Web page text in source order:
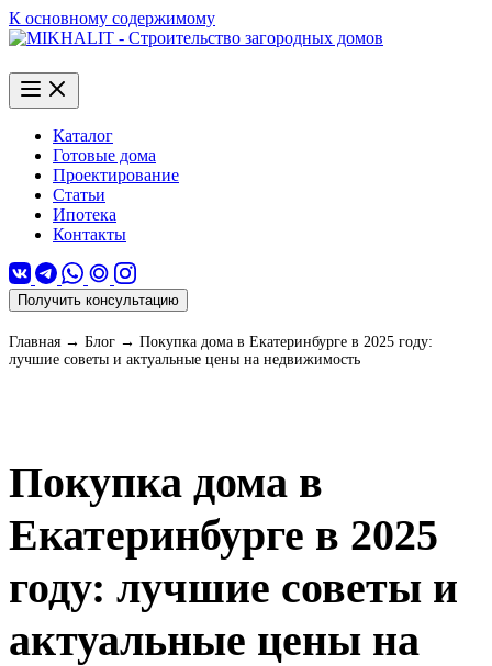
К основному содержимому
Каталог
Готовые дома
Проектирование
Статьи
Ипотека
Контакты
Получить консультацию
Главная → Блог → Покупка дома в Екатеринбурге в 2025 году:
лучшие советы и актуальные цены на недвижимость
Покупка дома в
Екатеринбурге в 2025
году: лучшие советы и
актуальные цены на